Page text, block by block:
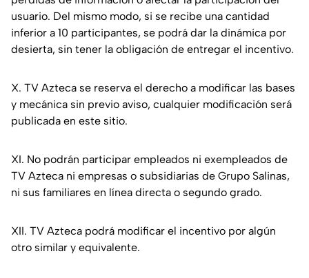
usuario. Del mismo modo, si se recibe una cantidad
inferior a 10 participantes, se podrá dar la dinámica por
desierta, sin tener la obligación de entregar el incentivo.
X. TV Azteca se reserva el derecho a modificar las bases
y mecánica sin previo aviso, cualquier modificación será
publicada en este sitio.
XI. No podrán participar empleados ni exempleados de
TV Azteca ni empresas o subsidiarias de Grupo Salinas,
ni sus familiares en línea directa o segundo grado.
XII. TV Azteca podrá modificar el incentivo por algún
otro similar y equivalente.